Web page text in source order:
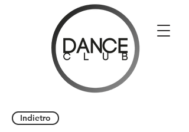
Indietro